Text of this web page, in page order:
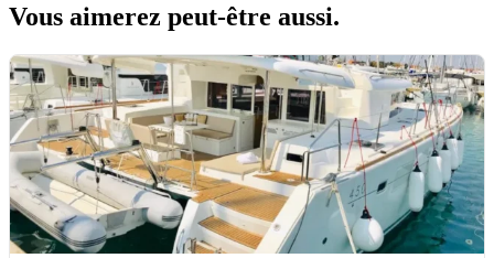
Vous aimerez peut-être aussi.